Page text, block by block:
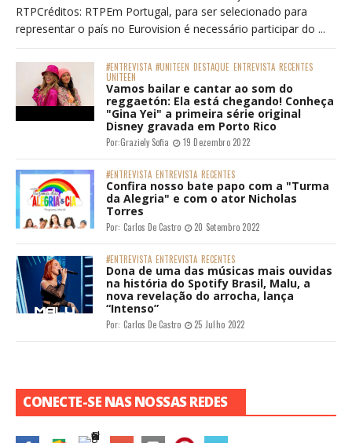
RTPCréditos: RTPEm Portugal, para ser selecionado para
representar o país no Eurovision é necessário participar do ...
#ENTREVISTA #UNITEEN DESTAQUE ENTREVISTA RECENTES
UNITEEN
Vamos bailar e cantar ao som do
reggaetón: Ela está chegando! Conheça
"Gina Yei" a primeira série original
Disney gravada em Porto Rico
Por:Graziely Sofia 19 Dezembro 2022
#ENTREVISTA ENTREVISTA RECENTES
Confira nosso bate papo com a "Turma
da Alegria" e com o ator Nicholas
Torres
Por: Carlos De Castro 20 Setembro 2022
#ENTREVISTA ENTREVISTA RECENTES
Dona de uma das músicas mais ouvidas
na história do Spotify Brasil, Malu, a
nova revelação do arrocha, lança
“Intenso”
Por: Carlos De Castro 25 Julho 2022
CONECTE-SE NAS NOSSAS REDES